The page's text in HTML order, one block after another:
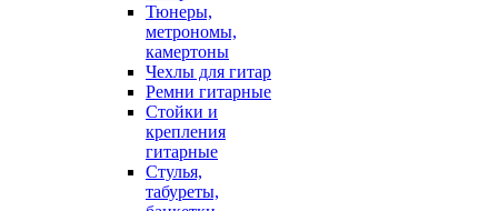
Тюнеры,
метрономы,
камертоны
Чехлы для гитар
Ремни гитарные
Стойки и
крепления
гитарные
Стулья,
табуреты,